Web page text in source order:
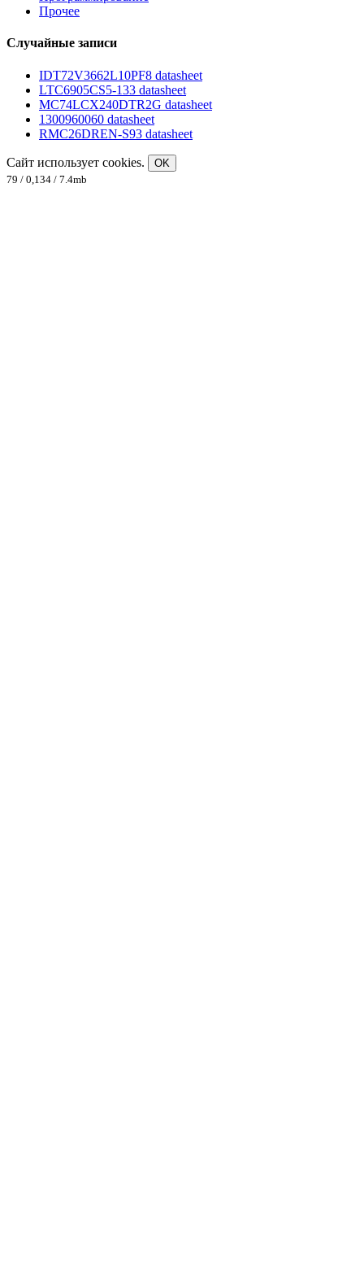
Прочее
Случайные записи
IDT72V3662L10PF8 datasheet
LTC6905CS5-133 datasheet
MC74LCX240DTR2G datasheet
1300960060 datasheet
RMC26DREN-S93 datasheet
Сайт использует cookies.
OK
79 / 0,134 / 7.4mb